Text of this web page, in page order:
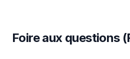
Foire aux questions